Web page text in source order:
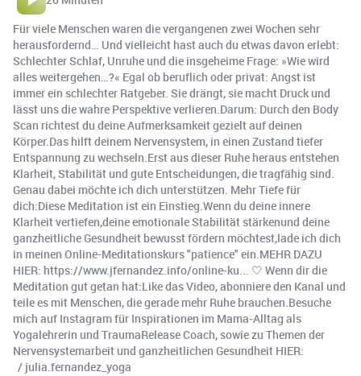
Für viele Menschen waren die vergangenen zwei Wochen sehr
herausfordernd… Und vielleicht hast auch du etwas davon erlebt:
Schlechter Schlaf, Unruhe und die insgeheime Frage: »Wie wird
alles weitergehen…?« Egal ob beruflich oder privat: Angst ist
immer ein schlechter Ratgeber. Sie drängt, sie macht Druck und
lässt uns die wahre Perspektive verlieren.Darum: Durch den Body
Scan richtest du deine Aufmerksamkeit gezielt auf deinen
Körper.Das hilft deinem Nervensystem, in einen Zustand tiefer
Entspannung zu wechseln.Erst aus dieser Ruhe heraus entstehen
Klarheit, Stabilität und gute Entscheidungen, die tragfähig sind.
Genau dabei möchte ich dich unterstützen. Mehr Tiefe für
dich:Diese Meditation ist ein Einstieg.Wenn du deine innere
Klarheit vertiefen,deine emotionale Stabilität stärkenund deine
ganzheitliche Gesundheit bewusst fördern möchtest,lade ich dich
in meinen Online-Meditationskurs "patience" ein.MEHR DAZU
HIER: https://www.jfernandez.info/online-ku... 🤍 Wenn dir die
Meditation gut getan hat:Like das Video, abonniere den Kanal und
teile es mit Menschen, die gerade mehr Ruhe brauchen.Besuche
mich auf Instagram für Inspirationen im Mama-Alltag als
Yogalehrerin und TraumaRelease Coach, sowie zu Themen der
Nervensystemarbeit und ganzheitlichen Gesundheit HIER:
/ julia.fernandez_yoga